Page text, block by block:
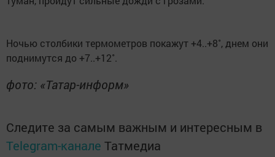
Ночью столбики термометров покажут +4..+8˚, днем они
поднимутся до +7..+12˚.
фото: «Татар-информ»
Следите за самым важным и интересным в
Telegram-канале Татмедиа